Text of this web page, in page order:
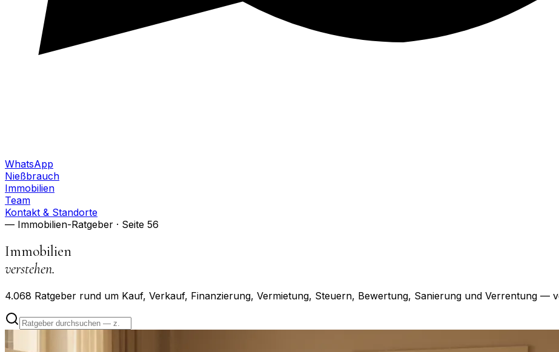
WhatsApp
Nießbrauch
Immobilien
Team
Kontakt & Standorte
— Immobilien-Ratgeber · Seite 56
Immobilien
verstehen.
4.068 Ratgeber rund um Kauf, Verkauf, Finanzierung, Vermietung, Steuern, Bewertung, Sanierung und Verrentung —